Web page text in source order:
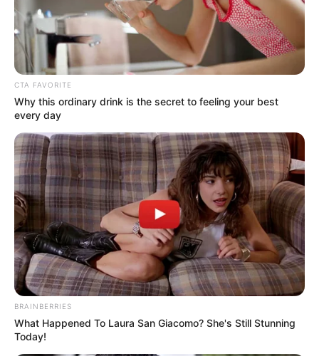
Email address:
Όλα τα κείμενα και οι εικόνες είναι πνευματική ιδιοκτησία του
ΝΙΚΟΛΑΟΣ ΑΝΑΞΙΜΑΝΔΡΟΣ. Aπαγορεύεται η αναπαραγωγή, η
CTA FAVORITE
Why this ordinary drink is the secret to feeling your best
every day
BRAINBERRIES
What Happened To Laura San Giacomo? She's Still Stunning
Today!